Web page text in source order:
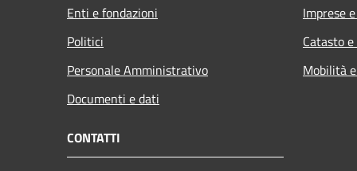
Enti e fondazioni
Politici
Personale Amministrativo
Documenti e dati
Imprese
Catasto
Mobilità
CONTATTI